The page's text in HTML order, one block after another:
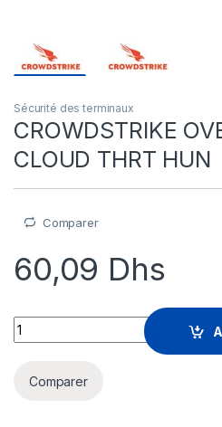
Sécurité des terminaux
CROWDSTRIKE
CLOUD THRT HUN
Comparer
60,09 Dhs
CROWDSTRIKE OVERWATCH
Comparer